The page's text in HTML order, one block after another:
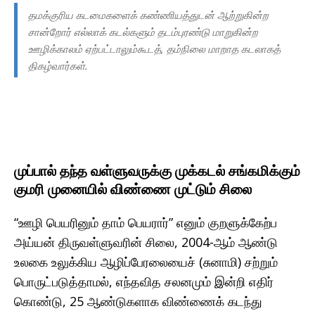
தமக்குரிய கடமைகளைக் கண்ணியத்துடன் ஆற்றுகின்ற
சான்றோர் எல்லாக் கடல்களும் தடம்புரண்டு மாறுகின்ற
ஊழிக்காலம் ஏற்பட்டாலும்கூடத், தம்நிலை மாறாத கடலாகத்
திகழ்வார்கள்.
முப்பால் தந்த வள்ளுவருக்கு முக்கடல் சங்கமிக்கும்
குமரி முனையில் விண்ணை முட்டும் சிலை
“ஊழி பெயரினும் தாம் பெயரார்” எனும் குறளுக்கேற்ப
அய்யன் திருவள்ளுவரின் சிலை, 2004-ஆம் ஆண்டு
உலகை உலுக்கிய ஆழிப்பேரலையைச் (சுனாமி) சற்றும்
பொருட்படுத்தாமல், எந்தவித சலனமும் இன்றி எதிர்
கொண்டு, 25 ஆண்டுகளாக விண்ணைக் கடந்து